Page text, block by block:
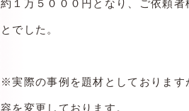
約１万５０００円となり、ご依頼
とでした。
※実際の事例を題材としております
容を変更しております。